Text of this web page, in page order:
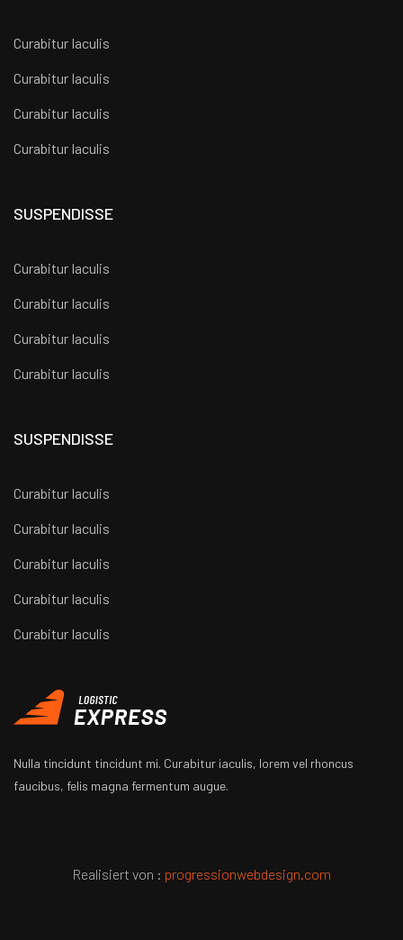
Curabitur Iaculis
Curabitur Iaculis
Curabitur Iaculis
Curabitur Iaculis
SUSPENDISSE
Curabitur Iaculis
Curabitur Iaculis
Curabitur Iaculis
Curabitur Iaculis
SUSPENDISSE
Curabitur Iaculis
Curabitur Iaculis
Curabitur Iaculis
Curabitur Iaculis
Curabitur Iaculis
Nulla tincidunt tincidunt mi. Curabitur iaculis, lorem vel rhoncus
faucibus, felis magna fermentum augue.
Realisiert von : progressionwebdesign.com